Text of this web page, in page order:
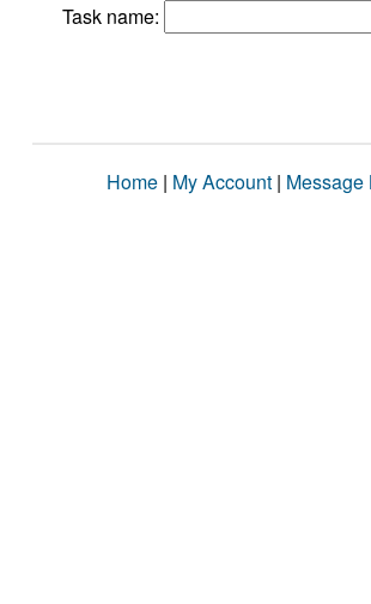
Task name:
Home | My Account | Message